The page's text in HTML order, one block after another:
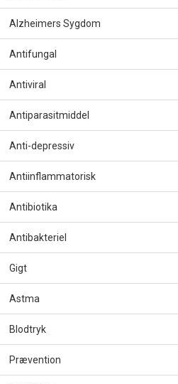
Alzheimers Sygdom
Antifungal
Antiviral
Antiparasitmiddel
Anti-depressiv
Antiinflammatorisk
Antibiotika
Antibakteriel
Gigt
Astma
Blodtryk
Prævention